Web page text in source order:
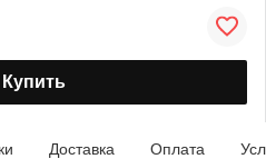
Купить
Доставка Оплата